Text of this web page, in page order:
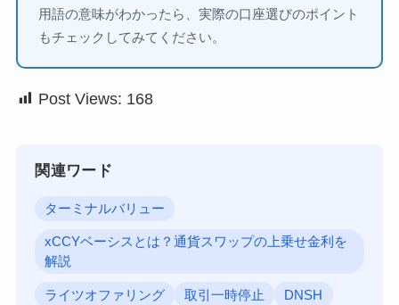
用語の意味がわかったら、実際の口座選びのポイント
もチェックしてみてください。
Post Views: 168
関連ワード
ターミナルバリュー
xCCYベーシスとは？通貨スワップの上乗せ金利を
解説
ライツオファリング 取引一時停止 DNSH